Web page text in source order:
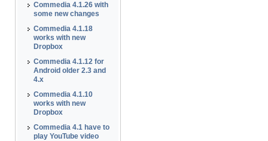
Commedia 4.1.26 with
some new changes
Commedia 4.1.18
works with new
Dropbox
Commedia 4.1.12 for
Android older 2.3 and
4.x
Commedia 4.1.10
works with new
Dropbox
Commedia 4.1 have to
play YouTube video